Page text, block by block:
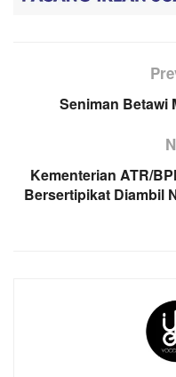
Seniman Betawi
Kementerian ATR/
Bersertipikat Diambil